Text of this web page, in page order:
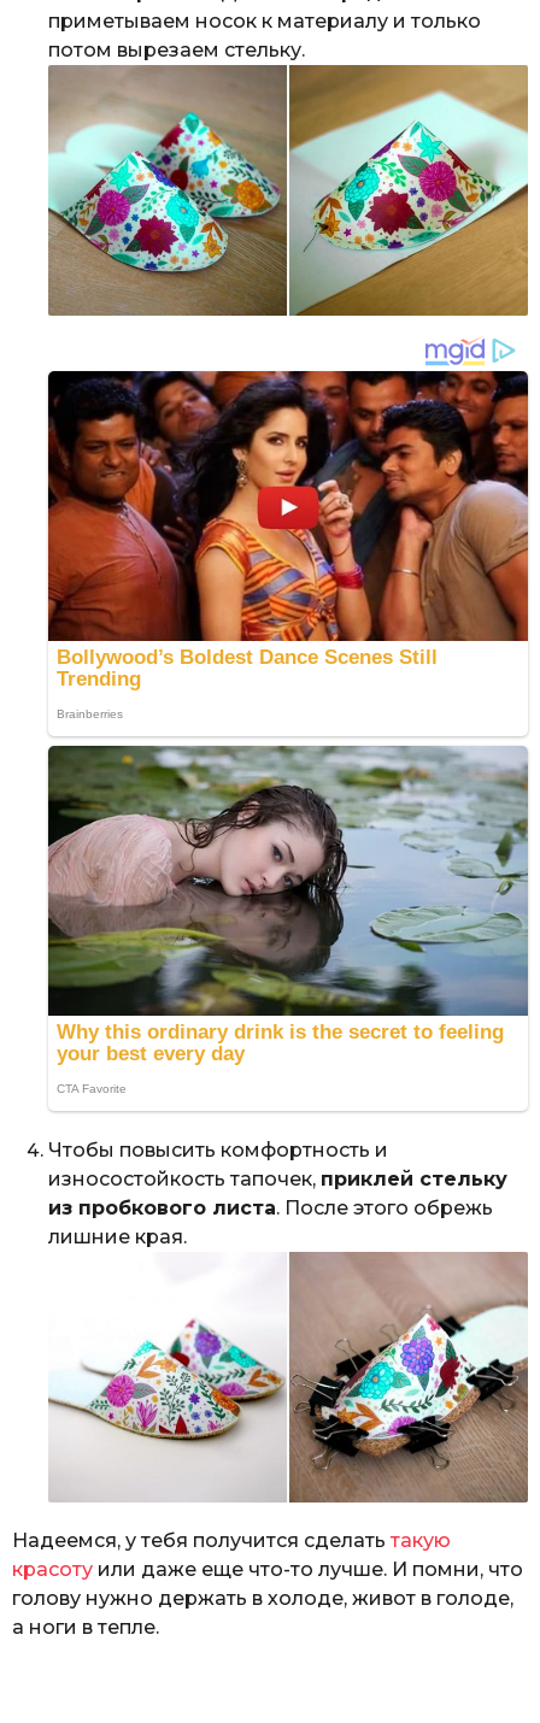
приметываем носок к материалу и только
потом вырезаем стельку.
Чтобы повысить комфортность и
износостойкость тапочек, приклей стельку
из пробкового листа. После этого обрежь
лишние края.
Надеемся, у тебя получится сделать такую
красоту или даже еще что-то лучше. И помни, что
голову нужно держать в холоде, живот в голоде,
а ноги в тепле.